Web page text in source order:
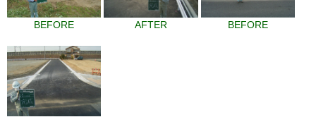
BEFORE AFTER BEFORE